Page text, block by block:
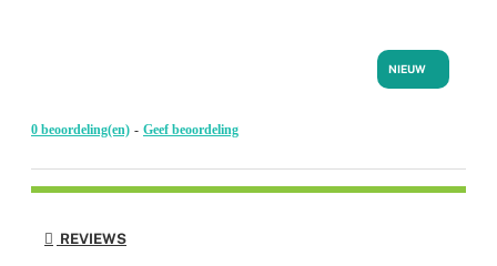
NIEUW
0 beoordeling(en) - Geef beoordeling
REVIEWS